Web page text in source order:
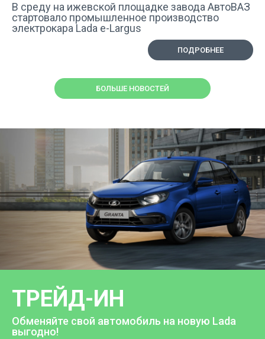
В среду на ижевской площадке завода АвтоВАЗ
стартовало промышленное производство
электрокара Lada e-Largus
ПОДРОБНЕЕ
БОЛЬШЕ НОВОСТЕЙ
ТРЕЙД-ИН
Обменяйте свой автомобиль на новую Lada
выгодно!